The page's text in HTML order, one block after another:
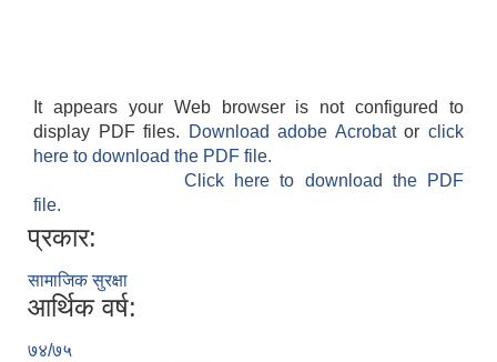
It appears your Web browser is not configured to
display PDF files.
Download adobe Acrobatorclick
here to download the PDF file.
Click here to download the PDF
file.
प्रकार:
सामाजिक सुरक्षा
आर्थिक वर्ष:
७४/७५